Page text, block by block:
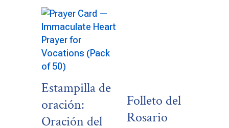
Estampilla de
oración:
Oración del
Folleto del
Rosario